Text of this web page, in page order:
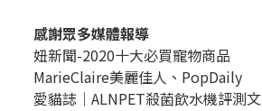
感謝眾多媒體報導
妞新聞-2020十大必買寵物商品
MarieClaire美麗佳人、 PopDaily
愛貓誌｜ALNPET殺菌飲水機評測文